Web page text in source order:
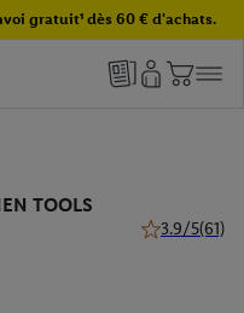
gratuit¹ dès 60 € d'achats.
TOOLS
3.9/5(61)